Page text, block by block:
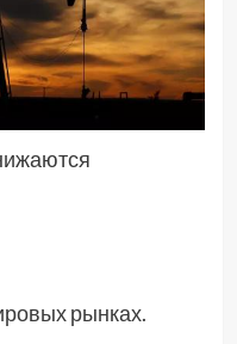
рынках.